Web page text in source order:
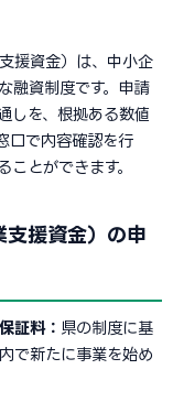
援資金）は、中小企
融資制度です。申請
しを、根拠ある数値
口で内容確認を行
とができます。
支援資金）の申
証料： 県の制度に基
で新たに事業を始め